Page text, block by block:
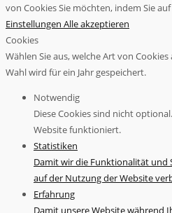
von Cookies Sie möchten, indem Sie
Einstellungen Alle akzeptieren
Cookies
Wählen Sie aus, welche Art von
Wahl wird für ein Jahr gespeichert.
Notwendig
Diese Cookies sind nicht
Website funktioniert.
Statistiken
Damit wir die Funktionalität und
auf der Nutzung der Website
Erfahrung
Damit unsere Website während